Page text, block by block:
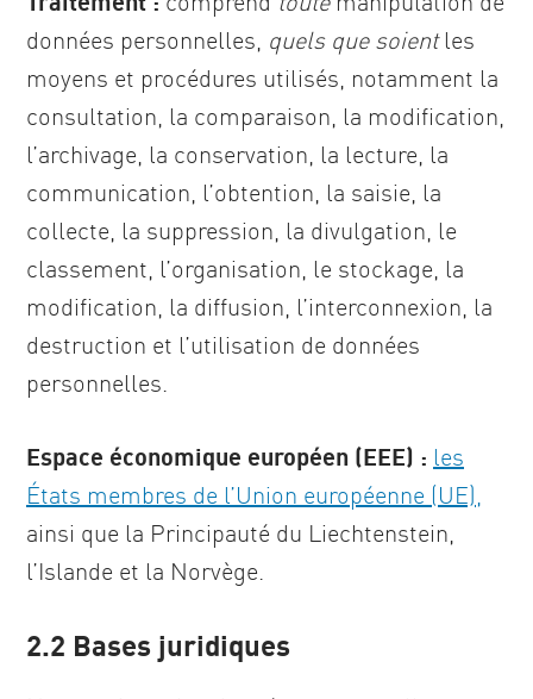
données personnelles, quels que soientles
moyens et procédures utilisés, notamment la
consultation, la comparaison, la modification,
l’archivage, la conservation, la lecture, la
communication, l’obtention, la saisie, la
collecte, la suppression, la divulgation, le
classement, l’organisation, le stockage, la
modification, la diffusion, l’interconnexion, la
destruction et l’utilisation de données
personnelles.
Espace économique européen (EEE) : les
États membres de l’Union européenne (UE),
ainsi que la Principauté du Liechtenstein,
l’Islande et la Norvège.
2.2 Bases juridiques